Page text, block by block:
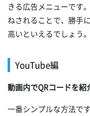
きる広告メニューです
ねされることで、勝手
高いといえるでしょう。
YouTube編
動画内でQRコードを紹
一番シンプルな方法で